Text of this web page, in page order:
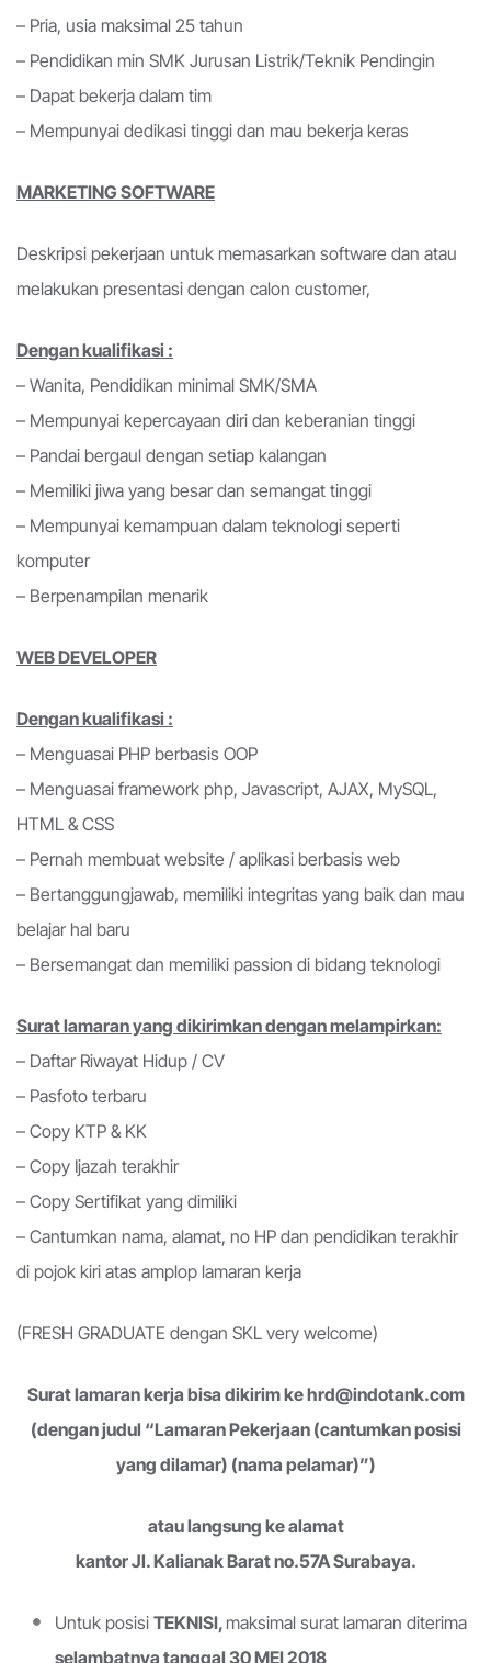
– Pria, usia maksimal 25 tahun
– Pendidikan min SMK Jurusan Listrik/Teknik Pendingin
– Dapat bekerja dalam tim
– Mempunyai dedikasi tinggi dan mau bekerja keras
MARKETING SOFTWARE
Deskripsi pekerjaan untuk memasarkan software dan atau
melakukan presentasi dengan calon customer,
Dengan kualifikasi :
– Wanita, Pendidikan minimal SMK/SMA
– Mempunyai kepercayaan diri dan keberanian tinggi
– Pandai bergaul dengan setiap kalangan
– Memiliki jiwa yang besar dan semangat tinggi
– Mempunyai kemampuan dalam teknologi seperti
komputer
– Berpenampilan menarik
WEB DEVELOPER
Dengan kualifikasi :
– Menguasai PHP berbasis OOP
– Menguasai framework php, Javascript, AJAX, MySQL,
HTML & CSS
– Pernah membuat website / aplikasi berbasis web
– Bertanggungjawab, memiliki integritas yang baik dan mau
belajar hal baru
– Bersemangat dan memiliki passion di bidang teknologi
Surat lamaran yang dikirimkan dengan melampirkan:
– Daftar Riwayat Hidup / CV
– Pasfoto terbaru
– Copy KTP & KK
– Copy Ijazah terakhir
– Copy Sertifikat yang dimiliki
– Cantumkan nama, alamat, no HP dan pendidikan terakhir
di pojok kiri atas amplop lamaran kerja
(FRESH GRADUATE dengan SKL very welcome)
Surat lamaran kerja bisa dikirim ke hrd@indotank.com
(dengan judul “LamaranPekerjaan (cantumkan posisi
yang dilamar) (nama pelamar)”)
atau langsung ke alamat
kantor Jl. Kalianak Barat no.57A Surabaya.
Untuk posisi TEKNISI, maksimal surat lamaran diterima
selambatnya tanggal 30 MEI 2018